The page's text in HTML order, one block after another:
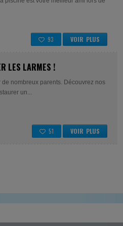
VOIR PLUS
93
LES LARMES !
nombreux parents. Découvrez nos
un...
VOIR PLUS
51